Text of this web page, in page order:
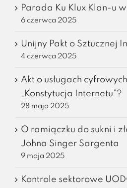
Parada Ku Klux Klan-u
6 czerwca 2025
Unijny Pakt o Sztucznej
4 czerwca 2025
Akt o usługach
„Konstytucja Internetu”?
28 maja 2025
O ramiączku do sukni i
Johna Singer Sargenta
9 maja 2025
Kontrole sektorowe